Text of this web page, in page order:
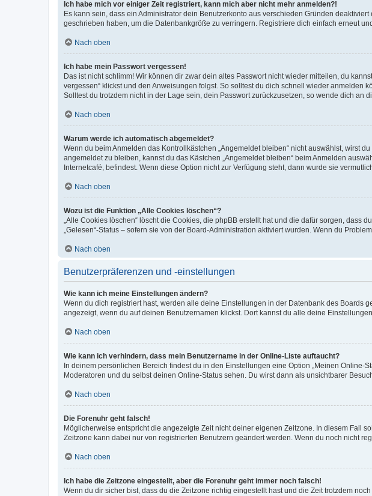
Ich habe mich vor einiger Zeit registriert, kann mich aber nicht mehr anmelden?!
Es kann sein, dass ein Administrator dein Benutzerkonto aus verschieden Gründen
geschrieben haben, um die Datenbankgröße zu verringern. Registriere dich einfach erneut
Nach oben
Ich habe mein Passwort vergessen!
Das ist nicht schlimm! Wir können dir zwar dein altes Passwort nicht wieder mitteilen, du
vergessen“ klickst und den Anweisungen folgst. So solltest du dich schnell wieder anmelden
Solltest du trotzdem nicht in der Lage sein, dein Passwort zurückzusetzen, so wende dich an
Nach oben
Warum werde ich automatisch abgemeldet?
Wenn du beim Anmelden das Kontrollkästchen „Angemeldet bleiben“ nicht auswählst, wirst
angemeldet zu bleiben, kannst du das Kästchen „Angemeldet bleiben“ beim Anmelden
Internetcafé, befindest. Wenn diese Option nicht zur Verfügung steht, dann wurde sie
Nach oben
Wozu ist die Funktion „Alle Cookies löschen“?
„Alle Cookies löschen“ löscht die Cookies, die phpBB erstellt hat und die dafür sorgen,
„Gelesen“-Status – sofern sie von der Board-Administration aktiviert wurden. Wenn du
Nach oben
Benutzerpräferenzen und -einstellungen
Wie kann ich meine Einstellungen ändern?
Wenn du dich registriert hast, werden alle deine Einstellungen in der Datenbank des Boards
angezeigt, wenn du auf deinen Benutzernamen klickst. Dort kannst du alle deine
Nach oben
Wie kann ich verhindern, dass mein Benutzername in der Online-Liste auftaucht?
In deinem persönlichen Bereich findest du in den Einstellungen eine Option „Meinen Online-
Moderatoren und du selbst deinen Online-Status sehen. Du wirst dann als unsichtbarer
Nach oben
Die Forenuhr geht falsch!
Möglicherweise entspricht die angezeigte Zeit nicht deiner eigenen Zeitzone. In diesem Fall
Zeitzone kann dabei nur von registrierten Benutzern geändert werden. Wenn du noch nicht
Nach oben
Ich habe die Zeitzone eingestellt, aber die Forenuhr geht immer noch falsch!
Wenn du dir sicher bist, dass du die Zeitzone richtig eingestellt hast und die Zeit trotzdem